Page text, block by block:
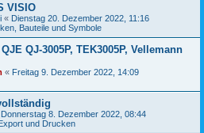
VISIO
« Dienstag 20. Dezember 2022, 11:16
Bauteile und Symbole
QJ-3005P, TEK3005P, Vellemann
« Freitag 9. Dezember 2022, 14:09
Donnerstag 8. Dezember 2022, 08:44
und Drucken